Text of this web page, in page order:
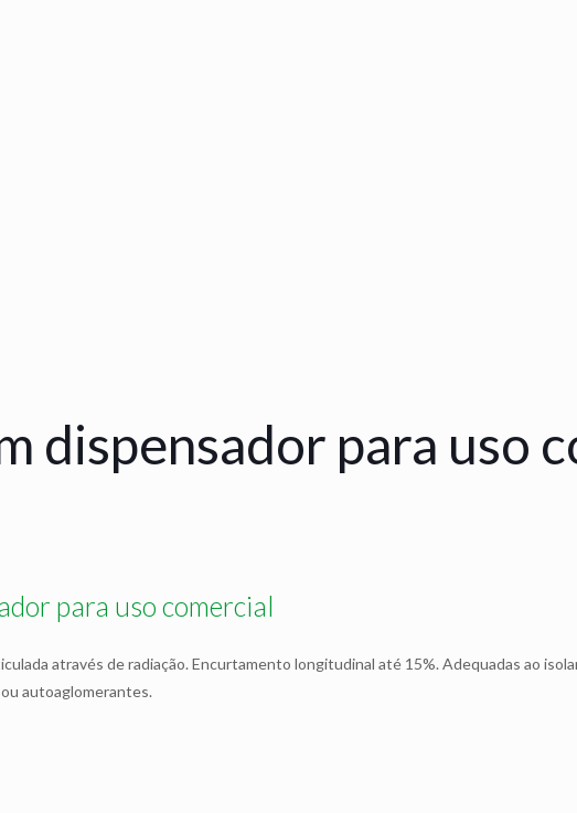
dispensador para uso
para uso comercial
através de radiação. Encurtamento longitudinal até 15%. Adequadas ao
autoaglomerantes.